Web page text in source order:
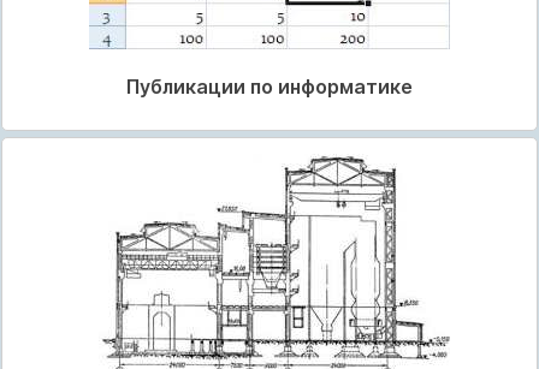
Публикации по информатике